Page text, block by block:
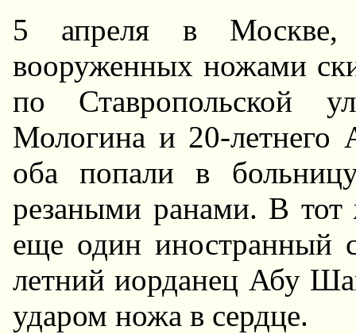
5 апреля в
вооруженных ножами
по Ставропольской
Мологина и 20-летнего
оба попали в
резаными ранами. В
еще один иностранный
летний иорданец Абу
ударом ножа в сердце.